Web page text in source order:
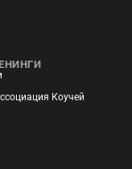
Коучей